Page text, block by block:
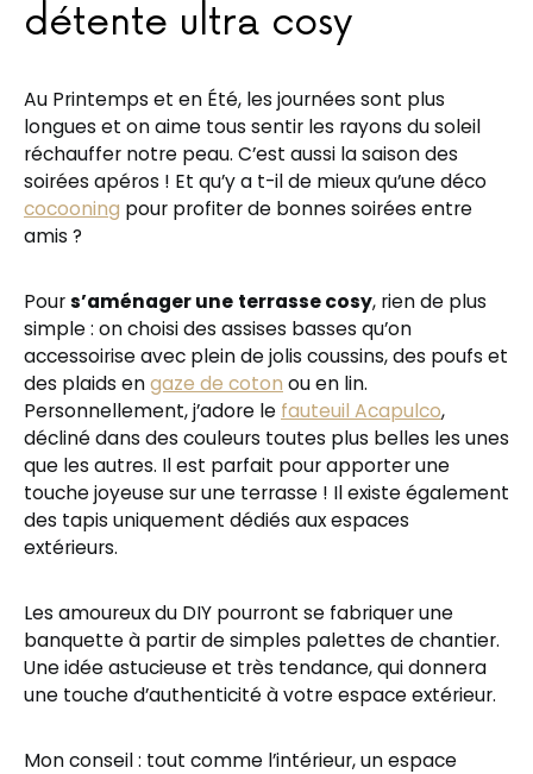
détente ultra cosy
Au Printemps et en Été, les journées sont plus
longues et on aime tous sentir les rayons du soleil
réchauffer notre peau. C’est aussi la saison des
soirées apéros ! Et qu’y a t-il de mieux qu’une déco
cocooning pour profiter de bonnes soirées entre
amis ?
Pours’aménager une terrasse cosy, rien de plus
simple : on choisi des assises basses qu’on
accessoirise avec plein de jolis coussins, des poufs et
des plaids engaze de coton ou en lin.
Personnellement, j’adore le fauteuil Acapulco,
décliné dans des couleurs toutes plus belles les unes
que les autres. Il est parfait pour apporter une
touche joyeuse sur une terrasse ! Il existe également
des tapis uniquement dédiés aux espaces
extérieurs.
Les amoureux du DIY pourront se fabriquer une
banquette à partir de simples palettes de chantier.
Une idée astucieuse et très tendance, qui donnera
une touche d’authenticité à votre espace extérieur.
Mon conseil : tout comme l’intérieur, un espace